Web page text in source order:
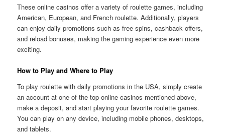
These online casinos offer a variety of roulette games, including
American, European, and French roulette. Additionally, players
can enjoy daily promotions such as free spins, cashback offers,
and reload bonuses, making the gaming experience even more
exciting.
How to Play and Where to Play
To play roulette with daily promotions in the USA, simply create
an account at one of the top online casinos mentioned above,
make a deposit, and start playing your favorite roulette games.
You can play on any device, including mobile phones, desktops,
and tablets.